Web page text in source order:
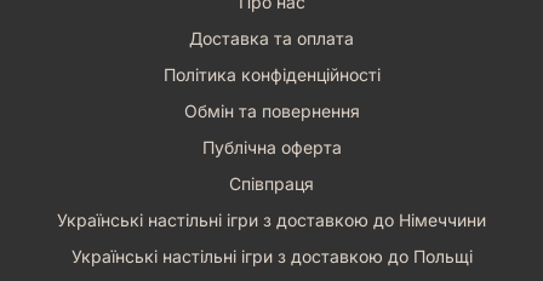
почніть свої незабутні історії вже сьогодні!
Доставка та оплата
Політика конфіденційності
Обмін та повернення
Публічна оферта
Співпраця
Українські настільні ігри з доставкою до Німеччини
Українські настільні ігри з доставкою до Польщі